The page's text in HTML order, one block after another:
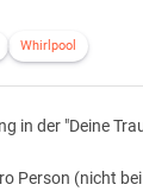
Whirlpool
in der "Deine
Person (nicht